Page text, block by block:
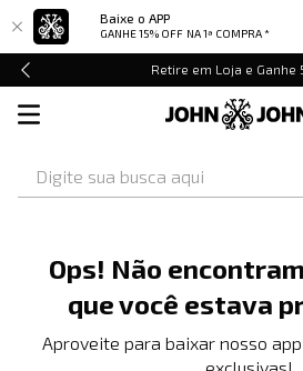
Baixe o APP
GANHE 15% OFF NA 1ª COMPRA *
Retire em Loja e Ganhe
Ops! Não
que você estava
Aproveite para baixar nosso